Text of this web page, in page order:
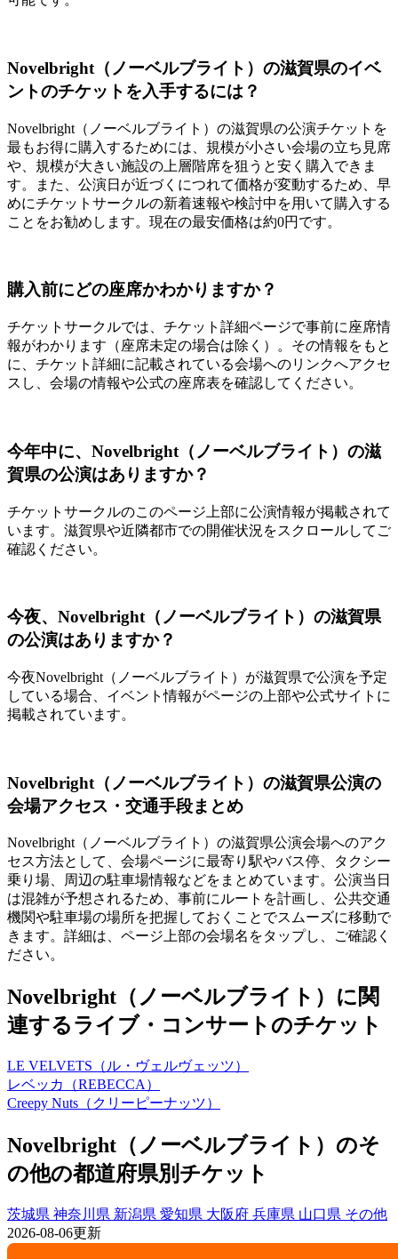
Novelbright（ノーベルブライト）の滋賀県のイベ
ントのチケットを入手するには？
Novelbright（ノーベルブライト）の滋賀県の公演チケットを
最もお得に購入するためには、規模が小さい会場の立ち見席
や、規模が大きい施設の上層階席を狙うと安く購入できま
す。また、公演日が近づくにつれて価格が変動するため、早
めにチケットサークルの新着速報や検討中を用いて購入する
ことをお勧めします。現在の最安価格は約0円です。
購入前にどの座席かわかりますか？
チケットサークルでは、チケット詳細ページで事前に座席情
報がわかります（座席未定の場合は除く）。その情報をもと
に、チケット詳細に記載されている会場へのリンクへアクセ
スし、会場の情報や公式の座席表を確認してください。
今年中に、Novelbright（ノーベルブライト）の滋
賀県の公演はありますか？
チケットサークルのこのページ上部に公演情報が掲載されて
います。滋賀県や近隣都市での開催状況をスクロールしてご
確認ください。
今夜、Novelbright（ノーベルブライト）の滋賀県
の公演はありますか？
今夜Novelbright（ノーベルブライト）が滋賀県で公演を予定
している場合、イベント情報がページの上部や公式サイトに
掲載されています。
Novelbright（ノーベルブライト）の滋賀県公演の
会場アクセス・交通手段まとめ
Novelbright（ノーベルブライト）の滋賀県公演会場へのアク
セス方法として、会場ページに最寄り駅やバス停、タクシー
乗り場、周辺の駐車場情報などをまとめています。公演当日
は混雑が予想されるため、事前にルートを計画し、公共交通
機関や駐車場の場所を把握しておくことでスムーズに移動で
きます。詳細は、ページ上部の会場名をタップし、ご確認く
ださい。
Novelbright（ノーベルブライト）に関
連するライブ・コンサートのチケット
LE VELVETS（ル・ヴェルヴェッツ）
レベッカ（REBECCA）
Creepy Nuts（クリーピーナッツ）
Novelbright（ノーベルブライト）のそ
の他の都道府県別チケット
茨城県 神奈川県 新潟県 愛知県 大阪府 兵庫県 山口県 その他
2026-08-06更新